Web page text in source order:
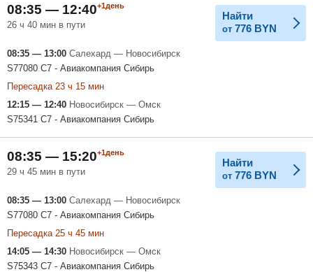
08:35 — 12:40+1день
26 ч 40 мин в пути
Найти
от 776 BYN
08:35 — 13:00 Салехард — Новосибирск
S77080 С7 - Авиакомпания Сибирь
Пересадка 23 ч 15 мин
12:15 — 12:40 Новосибирск — Омск
S75341 С7 - Авиакомпания Сибирь
08:35 — 15:20+1день
29 ч 45 мин в пути
Найти
от 776 BYN
08:35 — 13:00 Салехард — Новосибирск
S77080 С7 - Авиакомпания Сибирь
Пересадка 25 ч 45 мин
14:05 — 14:30 Новосибирск — Омск
S75343 С7 - Авиакомпания Сибирь